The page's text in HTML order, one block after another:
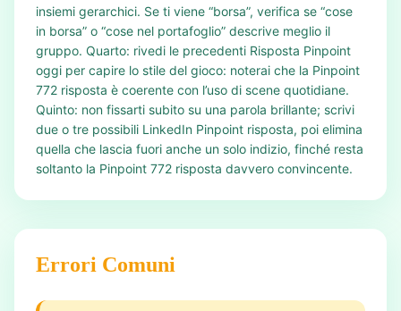
insiemi gerarchici. Se ti viene “borsa”, verifica se “cose
in borsa” o “cose nel portafoglio” descrive meglio il
gruppo. Quarto: rivedi le precedenti Risposta Pinpoint
oggi per capire lo stile del gioco: noterai che la Pinpoint
772 risposta è coerente con l’uso di scene quotidiane.
Quinto: non fissarti subito su una parola brillante; scrivi
due o tre possibili LinkedIn Pinpoint risposta, poi elimina
quella che lascia fuori anche un solo indizio, finché resta
soltanto la Pinpoint 772 risposta davvero convincente.
Errori Comuni